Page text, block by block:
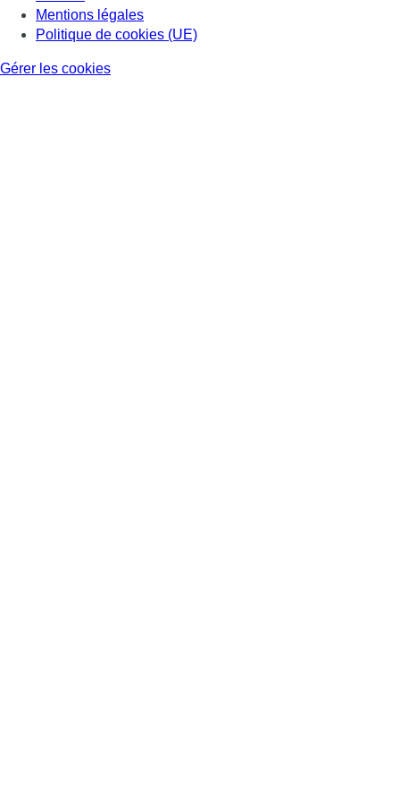
Mentions légales
Politique de cookies (UE)
Gérer les cookies